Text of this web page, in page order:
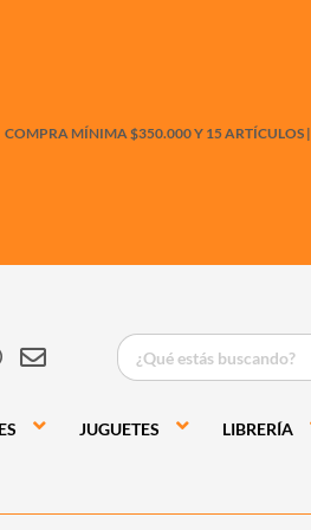
COMPRA MÍNIMA $350.000 Y 15 ARTÍCULOS |
JUGUETES LIBRERÍA